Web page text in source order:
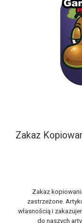
Zakaz
Zakaz
zastrzeżone.
własnością i
do naszych